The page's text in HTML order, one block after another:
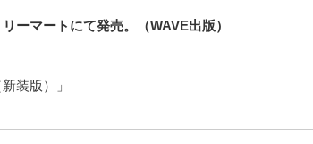
ーマートにて発売。（WAVE出版）
装版）」